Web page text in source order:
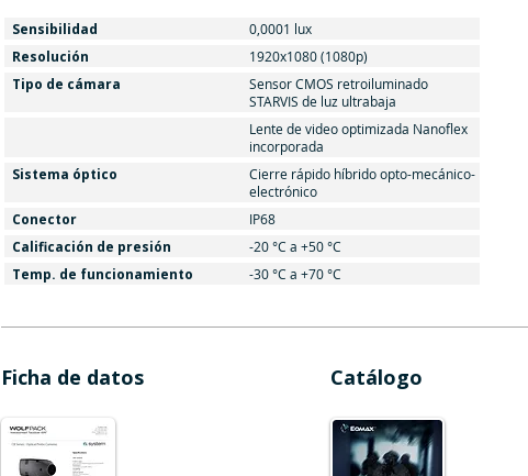
Sensibilidad 0,0001 lux
Resolución 1920x1080 (1080p)
Tipo de cámara
Sensor CMOS retroiluminado
STARVIS de luz ultrabaja
Lente de video optimizada Nanoflex
incorporada
Sistema óptico
Cierre rápido híbrido opto-mecánico-
electrónico
Conector IP68
Calificación de presión -20 °C a +50 °C
Temp. de funcionamiento -30 °C a +70 °C
Ficha de datos Catálogo